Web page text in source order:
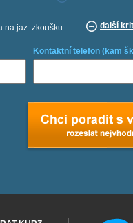
na jaz. zkoušku další
Kontaktní telefon (kam